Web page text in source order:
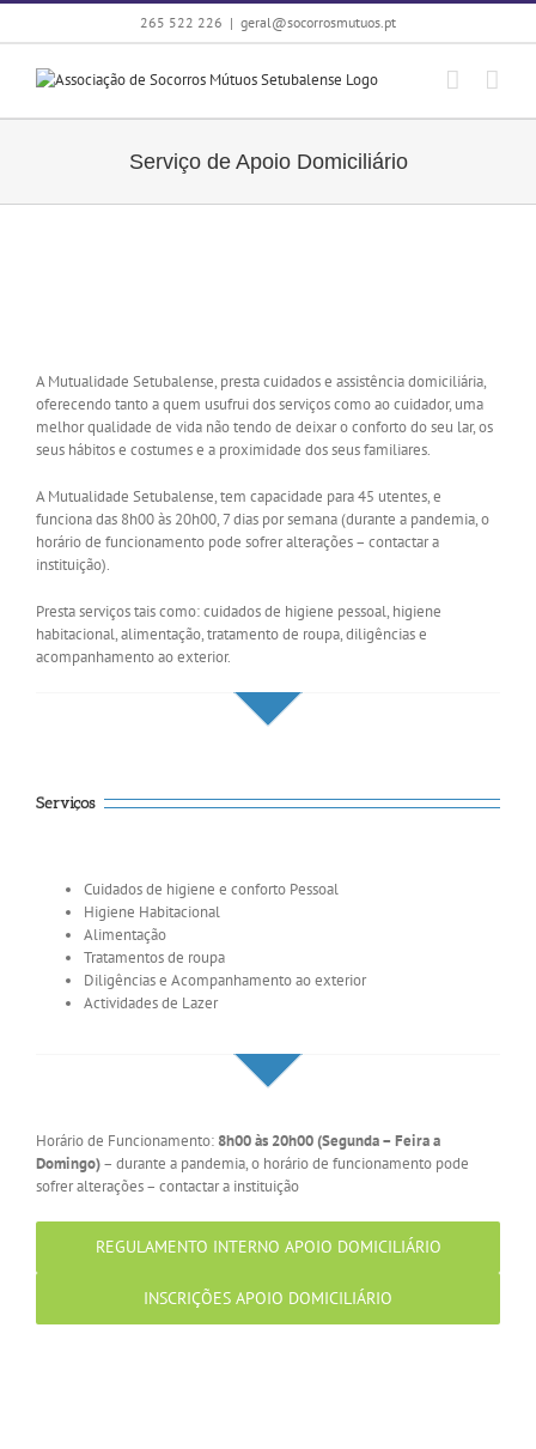
Skip
265 522 226 | geral@socorrosmutuos.pt
Serviço de Apoio Domiciliário
A Mutualidade Setubalense, presta cuidados e assistência domiciliária,
oferecendo tanto a quem usufrui dos serviços como ao cuidador, uma
melhor qualidade de vida não tendo de deixar o conforto do seu lar, os
seus hábitos e costumes e a proximidade dos seus familiares.
A Mutualidade Setubalense, tem capacidade para 45 utentes, e
funciona das 8h00 às 20h00, 7 dias por semana (durante a pandemia, o
horário de funcionamento pode sofrer alterações – contactar a
instituição).
Presta serviços tais como: cuidados de higiene pessoal, higiene
habitacional, alimentação, tratamento de roupa, diligências e
acompanhamento ao exterior.
Serviços
Cuidados de higiene e conforto Pessoal
Higiene Habitacional
Alimentação
Tratamentos de roupa
Diligências e Acompanhamento ao exterior
Actividades de Lazer
Horário de Funcionamento: 8h00 às 20h00 (Segunda – Feira a
Domingo)– durante a pandemia, o horário de funcionamento pode
sofrer alterações – contactar a instituição
REGULAMENTO INTERNO APOIO DOMICILIÁRIO
INSCRIÇÕES APOIO DOMICILIÁRIO